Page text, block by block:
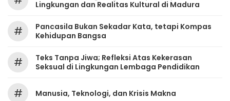
Lingkungan dan Realitas Kultural di Madura
#
Pancasila Bukan Sekadar Kata, tetapi Kompas
Kehidupan Bangsa
#
Teks Tanpa Jiwa; Refleksi Atas Kekerasan
Seksual di Lingkungan Lembaga Pendidikan
# Manusia, Teknologi, dan Krisis Makna